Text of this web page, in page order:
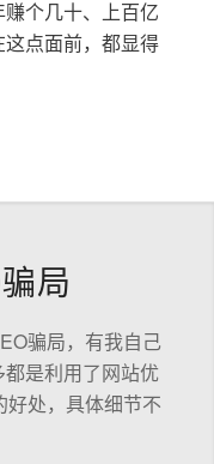
个几十、上百亿
点面前，都显得
局
骗局，有我自己
是利用了网站优
处，具体细节不